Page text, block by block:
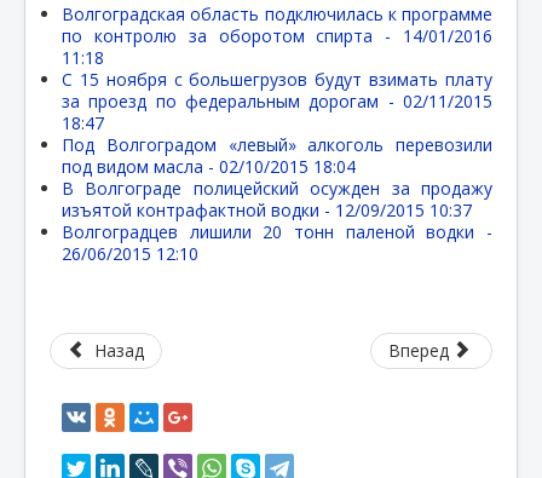
Волгоградская область подключилась к программе
по контролю за оборотом спирта - 14/01/2016
11:18
С 15 ноября с большегрузов будут взимать плату
за проезд по федеральным дорогам - 02/11/2015
18:47
Под Волгоградом «левый» алкоголь перевозили
под видом масла - 02/10/2015 18:04
В Волгограде полицейский осужден за продажу
изъятой контрафактной водки - 12/09/2015 10:37
Волгоградцев лишили 20 тонн паленой водки -
26/06/2015 12:10
Назад Вперед